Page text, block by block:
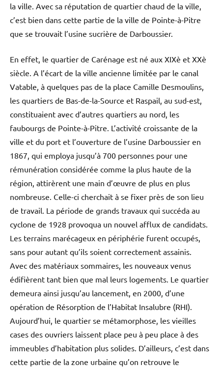
la ville. Avec sa réputation de quartier chaud de la ville,
c’est bien dans cette partie de la ville de Pointe-à-Pitre
que se trouvait l’usine sucrière de Darboussier.
En effet, le quartier de Carénage est né aux XIXè et XXè
siècle. A l’écart de la ville ancienne limitée par le canal
Vatable, à quelques pas de la place Camille Desmoulins,
les quartiers de Bas-de-la-Source et Raspail, au sud-est,
constituaient avec d’autres quartiers au nord, les
faubourgs de Pointe-à-Pitre. L’activité croissante de la
ville et du port et l’ouverture de l’usine Darboussier en
1867, qui employa jusqu’à 700 personnes pour une
rémunération considérée comme la plus haute de la
région, attirèrent une main d’œuvre de plus en plus
nombreuse. Celle-ci cherchait à se fixer près de son lieu
de travail. La période de grands travaux qui succéda au
cyclone de 1928 provoqua un nouvel afflux de candidats.
Les terrains marécageux en périphérie furent occupés,
sans pour autant qu’ils soient correctement assainis.
Avec des matériaux sommaires, les nouveaux venus
édifièrent tant bien que mal leurs logements. Le quartier
demeura ainsi jusqu’au lancement, en 2000, d’une
opération de Résorption de l’Habitat Insalubre (RHI).
Aujourd’hui, le quartier se métamorphose, les vieilles
cases des ouvriers laissent place peu à peu place à des
immeubles d’habitation plus solides. D’ailleurs, c’est dans
cette partie de la zone urbaine qu’on retrouve le